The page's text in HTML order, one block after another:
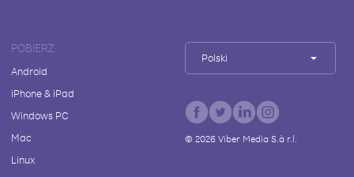
POBIERZ
Android
iPhone & iPad
Windows PC
Mac
Linux
Polski
© 2026Viber Media S.à r.l.